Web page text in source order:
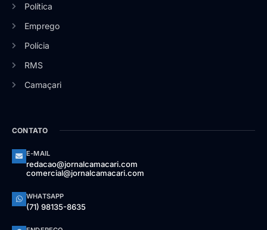
Política
Emprego
Polícia
RMS
Camaçari
CONTATO
E-MAIL
redacao@jornalcamacari.com
comercial@jornalcamacari.com
WHATSAPP
(71) 98135-8635